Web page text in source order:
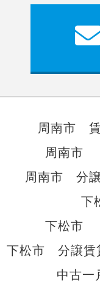
周南市
周南市
周南市 分
下
下松市
下松市 分譲賃
中古一